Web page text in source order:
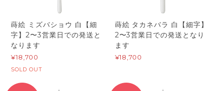
蒔絵 ミズバショウ 白【細
字】2〜3営業日での発送と
なります
¥18,700
SOLD OUT
蒔絵 タカネバラ 白【細字】
2〜3営業日での発送となり
ます
¥18,700